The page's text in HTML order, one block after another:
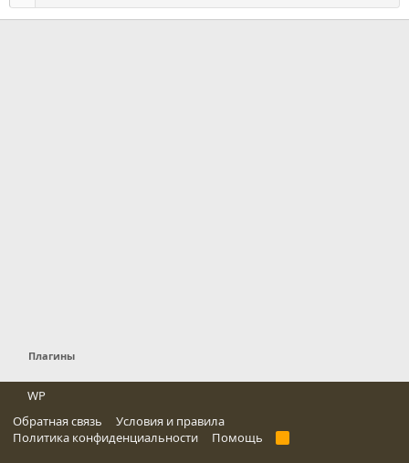
Плагины
WP
Обратная связь
Условия и правила
Политика конфиденциальности
Помощь
R